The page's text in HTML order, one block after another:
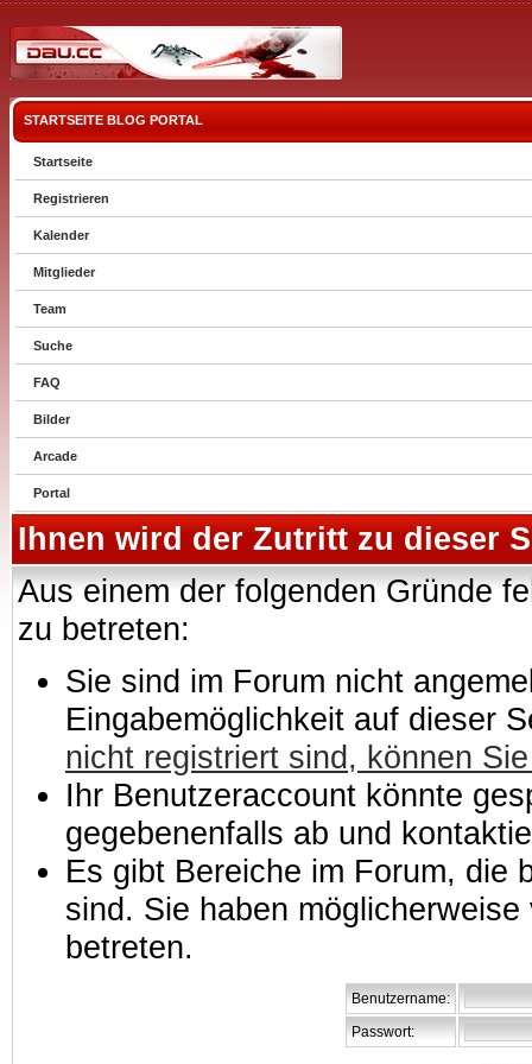
STARTSEITE BLOG PORTAL
Startseite
Registrieren
Kalender
Mitglieder
Team
Suche
FAQ
Bilder
Arcade
Portal
Ihnen wird der Zutritt zu dieser
Aus einem der folgenden Gründe
zu betreten:
Sie sind im Forum nicht
Eingabemöglichkeit auf dieser
nicht registriert sind, können
Ihr Benutzeraccount könnte
gegebenenfalls ab und
Es gibt Bereiche im Forum, die
sind. Sie haben
betreten.
Benutzername:
Passwort: